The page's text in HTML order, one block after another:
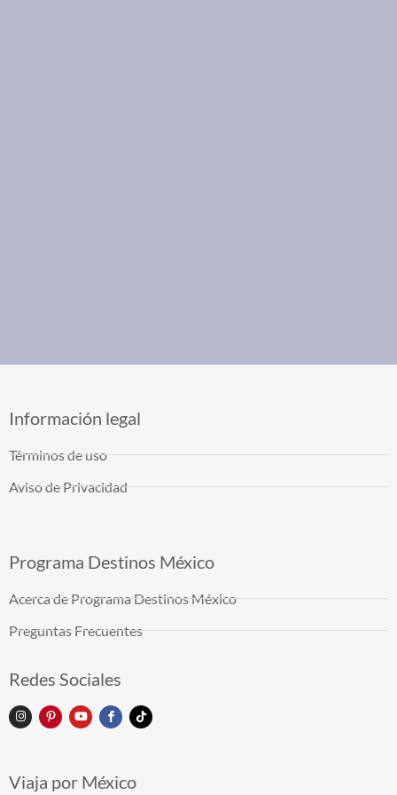
Información legal
Términos de uso
Aviso de Privacidad
Programa Destinos México
Acerca de Programa Destinos México
Preguntas Frecuentes
Redes Sociales
Viaja por México